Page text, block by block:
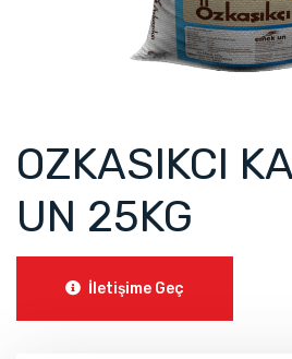
OZKASIKCI
UN 25KG
İletişime Geç